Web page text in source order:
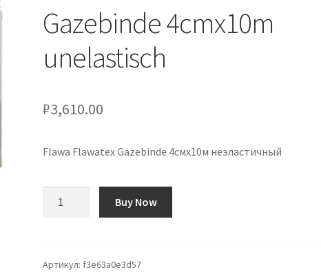
Gazebinde 4cmx10m
unelastisch
₽3,610.00
Flawa Flawatex Gazebinde 4смx10м неэластичный
Gazebinde
Buy Now
Артикул: f3e63a0e3d57